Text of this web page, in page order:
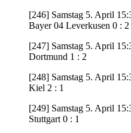
[246] Samstag 5. April
Bayer 04 Leverkusen 0 : 2
[247] Samstag 5. April
Dortmund 1 : 2
[248] Samstag 5. April
Kiel 2 : 1
[249] Samstag 5. April
Stuttgart 0 : 1